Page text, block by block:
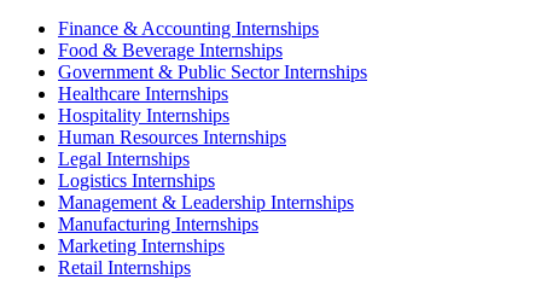
Finance & Accounting Internships
Food & Beverage Internships
Government & Public Sector Internships
Healthcare Internships
Hospitality Internships
Human Resources Internships
Legal Internships
Logistics Internships
Management & Leadership Internships
Manufacturing Internships
Marketing Internships
Retail Internships